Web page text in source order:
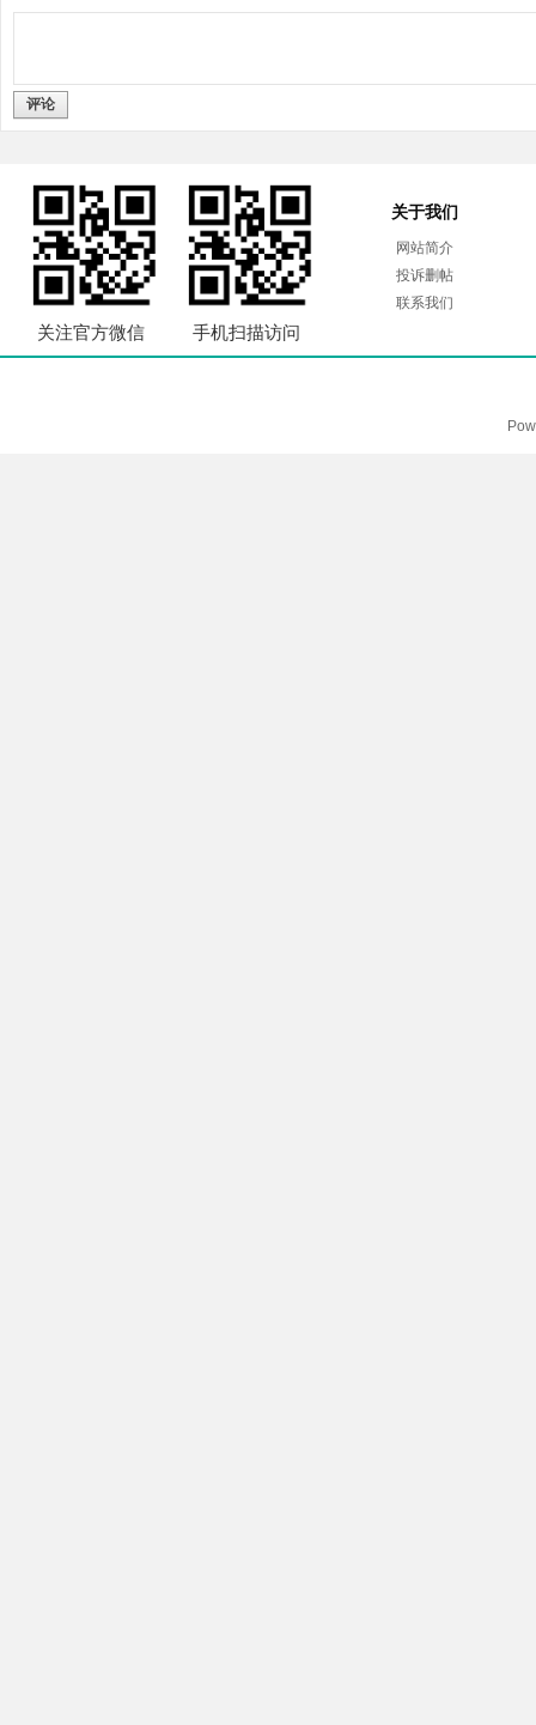
评论
关注官方微信 手机扫描访问
关于我们
网站简介
投诉删帖
联系我们